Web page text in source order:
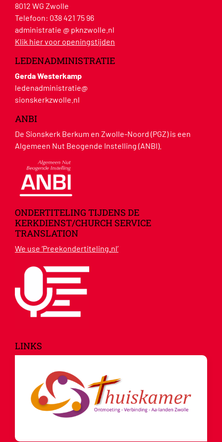
8012 WG Zwolle
Telefoon: 038 421 75 96
administratie @ pknzwolle.nl
Klik hier voor openingstijden
LEDENADMINISTRATIE
Gerda Westerkamp
ledenadministratie@
sionskerkzwolle.nl
ANBI
De Sionskerk Berkum en Zwolle-Noord (PGZ) is een
Algemeen Nut Beogende Instelling (ANBI).
ONDERTITELING TIJDENS DE
KERKDIENST/CHURCH SERVICE
TRANSLATION
We use ‘Preekondertiteling.nl’
LINKS